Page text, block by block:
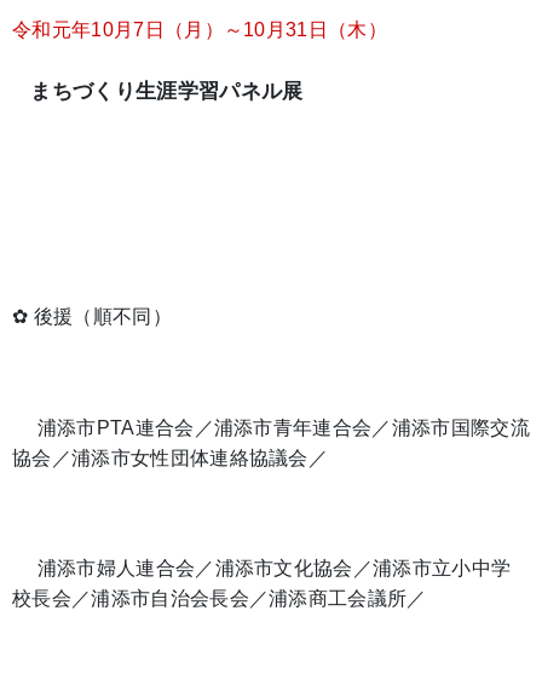
令和元年10月7日（月）～10月31日（木）
まちづくり生涯学習パネル展
✿ 後援（順不同）
浦添市PTA連合会／浦添市青年連合会 ／浦添市国際交流
協会 ／浦添市女性団体連絡協議会／
浦添市婦人連合会／浦添市文化協会／浦添市立小中学
校長会／浦添市自治会長会／浦添商工会議所／